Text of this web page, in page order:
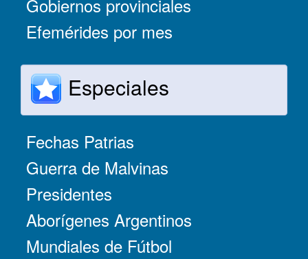
Gobiernos provinciales
Efemérides por mes
Especiales
Fechas Patrias
Guerra de Malvinas
Presidentes
Aborígenes Argentinos
Mundiales de Fútbol